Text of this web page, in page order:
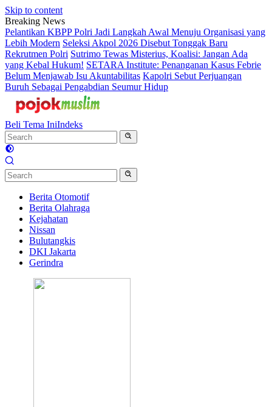
Skip to content
Breaking News
Pelantikan KBPP Polri Jadi Langkah Awal Menuju Organisasi yang
Lebih Modern Seleksi Akpol 2026 Disebut Tonggak Baru
Rekrutmen Polri Sutrimo Tewas Misterius, Koalisi: Jangan Ada
yang Kebal Hukum! SETARA Institute: Penanganan Kasus Febrie
Belum Menjawab Isu Akuntabilitas Kapolri Sebut Perjuangan
Buruh Sebagai Pengabdian Seumur Hidup
Beli Tema IniIndeks
Berita Otomotif
Berita Olahraga
Kejahatan
Nissan
Bulutangkis
DKI Jakarta
Gerindra